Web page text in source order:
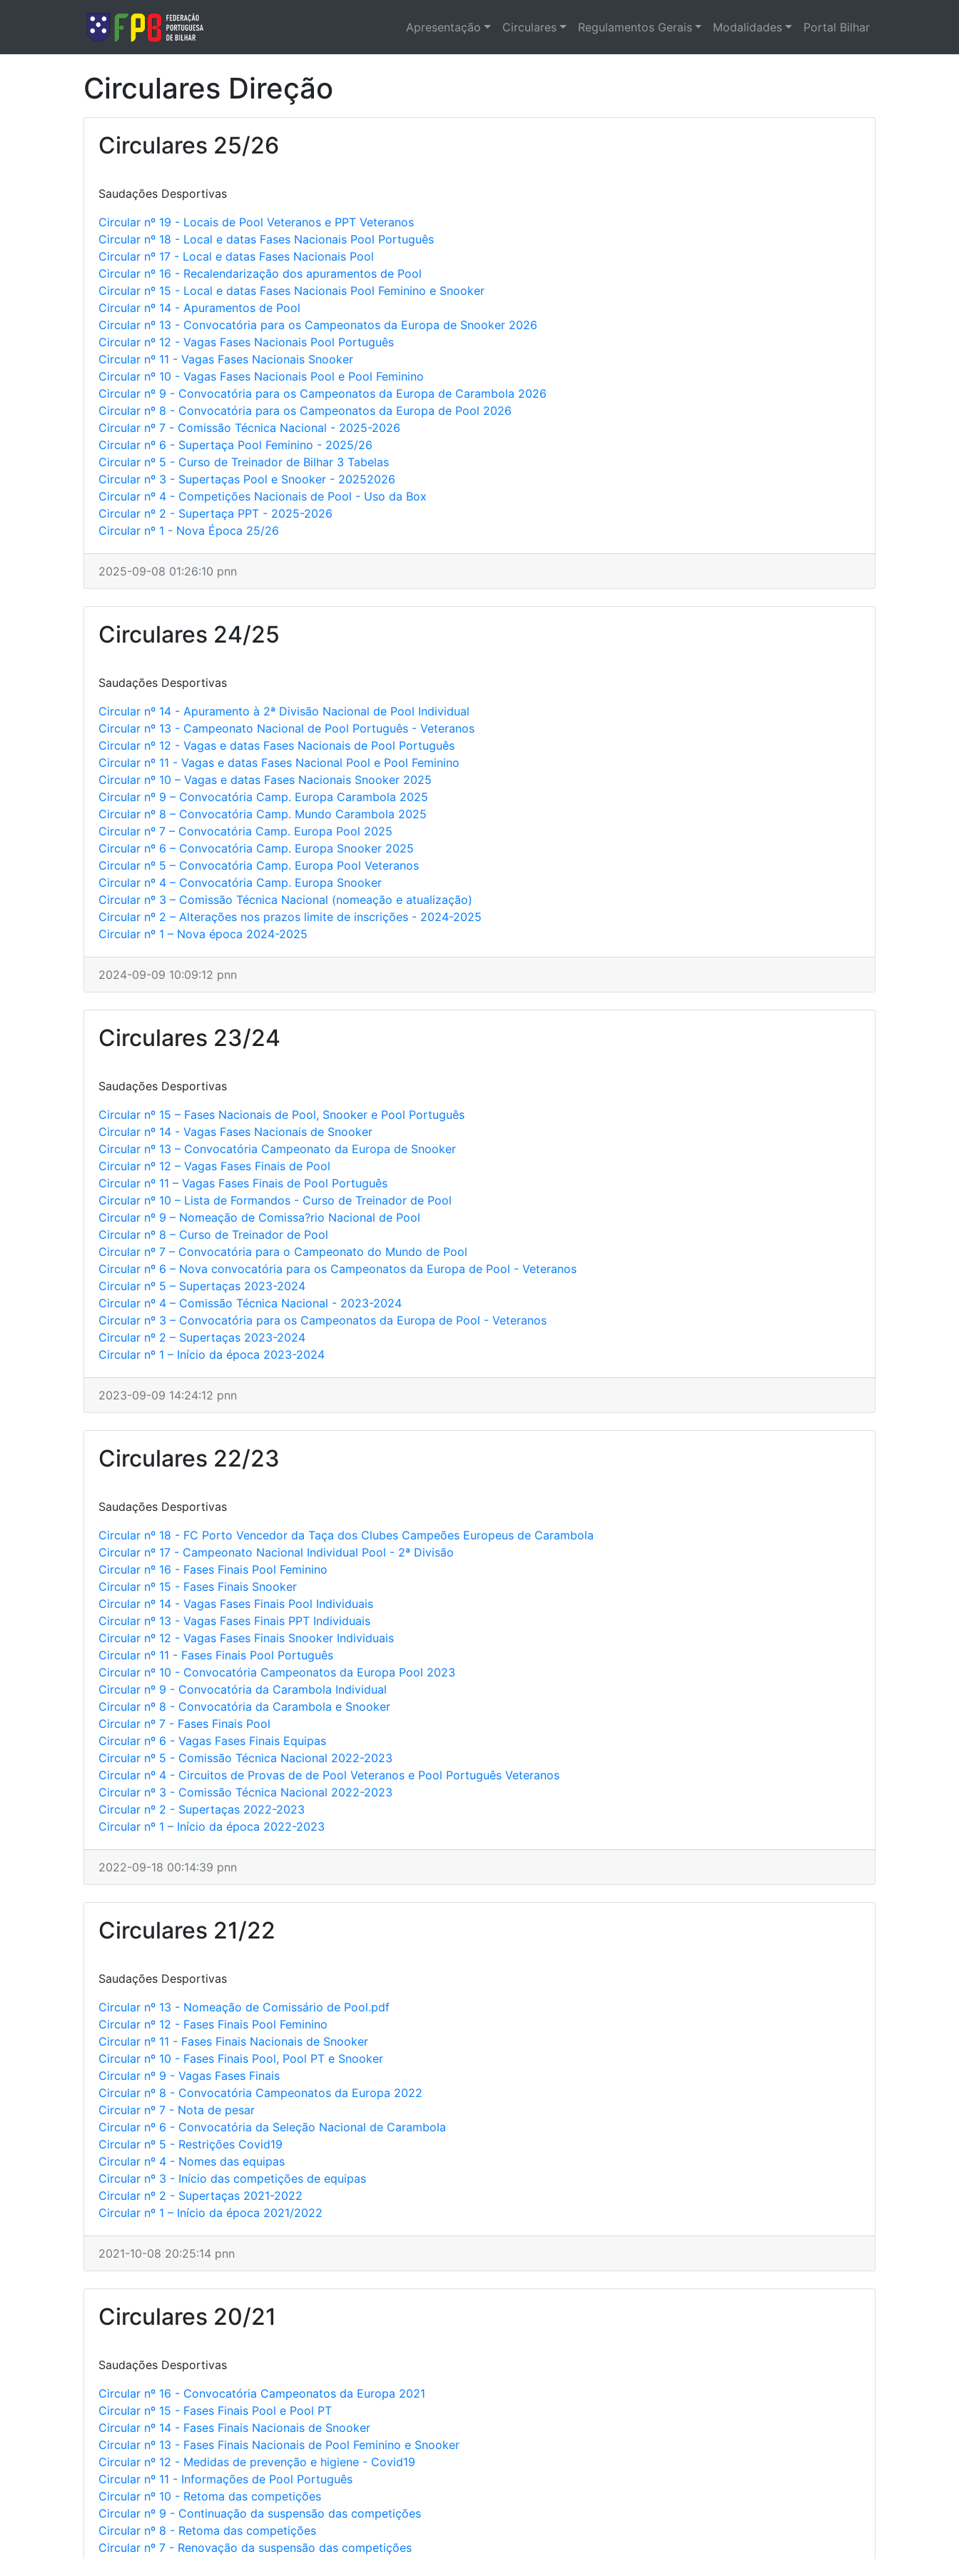
Apresentação Circulares Regulamentos Gerais Modalidades Portal Bilhar
Circulares Direção
Circulares 25/26
Saudações Desportivas
Circular nº 19 - Locais de Pool Veteranos e PPT Veteranos
Circular nº 18 - Local e datas Fases Nacionais Pool Português
Circular nº 17 - Local e datas Fases Nacionais Pool
Circular nº 16 - Recalendarização dos apuramentos de Pool
Circular nº 15 - Local e datas Fases Nacionais Pool Feminino e Snooker
Circular nº 14 - Apuramentos de Pool
Circular nº 13 - Convocatória para os Campeonatos da Europa de Snooker 2026
Circular nº 12 - Vagas Fases Nacionais Pool Português
Circular nº 11 - Vagas Fases Nacionais Snooker
Circular nº 10 - Vagas Fases Nacionais Pool e Pool Feminino
Circular nº 9 - Convocatória para os Campeonatos da Europa de Carambola 2026
Circular nº 8 - Convocatória para os Campeonatos da Europa de Pool 2026
Circular nº 7 - Comissão Técnica Nacional - 2025-2026
Circular nº 6 - Supertaça Pool Feminino - 2025/26
Circular nº 5 - Curso de Treinador de Bilhar 3 Tabelas
Circular nº 3 - Supertaças Pool e Snooker - 20252026
Circular nº 4 - Competições Nacionais de Pool - Uso da Box
Circular nº 2 - Supertaça PPT - 2025-2026
Circular nº 1 - Nova Época 25/26
2025-09-08 01:26:10 pnn
Circulares 24/25
Saudações Desportivas
Circular nº 14 - Apuramento à 2ª Divisão Nacional de Pool Individual
Circular nº 13 - Campeonato Nacional de Pool Português - Veteranos
Circular nº 12 - Vagas e datas Fases Nacionais de Pool Português
Circular nº 11 - Vagas e datas Fases Nacional Pool e Pool Feminino
Circular nº 10 – Vagas e datas Fases Nacionais Snooker 2025
Circular nº 9 – Convocatória Camp. Europa Carambola 2025
Circular nº 8 – Convocatória Camp. Mundo Carambola 2025
Circular nº 7 – Convocatória Camp. Europa Pool 2025
Circular nº 6 – Convocatória Camp. Europa Snooker 2025
Circular nº 5 – Convocatória Camp. Europa Pool Veteranos
Circular nº 4 – Convocatória Camp. Europa Snooker
Circular nº 3 – Comissão Técnica Nacional (nomeação e atualização)
Circular nº 2 – Alterações nos prazos limite de inscrições - 2024-2025
Circular nº 1 – Nova época 2024-2025
2024-09-09 10:09:12 pnn
Circulares 23/24
Saudações Desportivas
Circular nº 15 – Fases Nacionais de Pool, Snooker e Pool Português
Circular nº 14 - Vagas Fases Nacionais de Snooker
Circular nº 13 – Convocatória Campeonato da Europa de Snooker
Circular nº 12 – Vagas Fases Finais de Pool
Circular nº 11 – Vagas Fases Finais de Pool Português
Circular nº 10 – Lista de Formandos - Curso de Treinador de Pool
Circular nº 9 – Nomeação de Comissa?rio Nacional de Pool
Circular nº 8 – Curso de Treinador de Pool
Circular nº 7 – Convocatória para o Campeonato do Mundo de Pool
Circular nº 6 – Nova convocatória para os Campeonatos da Europa de Pool - Veteranos
Circular nº 5 – Supertaças 2023-2024
Circular nº 4 – Comissão Técnica Nacional - 2023-2024
Circular nº 3 – Convocatória para os Campeonatos da Europa de Pool - Veteranos
Circular nº 2 – Supertaças 2023-2024
Circular nº 1 – Início da época 2023-2024
2023-09-09 14:24:12 pnn
Circulares 22/23
Saudações Desportivas
Circular nº 18 - FC Porto Vencedor da Taça dos Clubes Campeões Europeus de Carambola
Circular nº 17 - Campeonato Nacional Individual Pool - 2ª Divisão
Circular nº 16 - Fases Finais Pool Feminino
Circular nº 15 - Fases Finais Snooker
Circular nº 14 - Vagas Fases Finais Pool Individuais
Circular nº 13 - Vagas Fases Finais PPT Individuais
Circular nº 12 - Vagas Fases Finais Snooker Individuais
Circular nº 11 - Fases Finais Pool Português
Circular nº 10 - Convocatória Campeonatos da Europa Pool 2023
Circular nº 9 - Convocatória da Carambola Individual
Circular nº 8 - Convocatória da Carambola e Snooker
Circular nº 7 - Fases Finais Pool
Circular nº 6 - Vagas Fases Finais Equipas
Circular nº 5 - Comissão Técnica Nacional 2022-2023
Circular nº 4 - Circuitos de Provas de de Pool Veteranos e Pool Português Veteranos
Circular nº 3 - Comissão Técnica Nacional 2022-2023
Circular nº 2 - Supertaças 2022-2023
Circular nº 1 – Início da época 2022-2023
2022-09-18 00:14:39 pnn
Circulares 21/22
Saudações Desportivas
Circular nº 13 - Nomeação de Comissário de Pool.pdf
Circular nº 12 - Fases Finais Pool Feminino
Circular nº 11 - Fases Finais Nacionais de Snooker
Circular nº 10 - Fases Finais Pool, Pool PT e Snooker
Circular nº 9 - Vagas Fases Finais
Circular nº 8 - Convocatória Campeonatos da Europa 2022
Circular nº 7 - Nota de pesar
Circular nº 6 - Convocatória da Seleção Nacional de Carambola
Circular nº 5 - Restrições Covid19
Circular nº 4 - Nomes das equipas
Circular nº 3 - Início das competições de equipas
Circular nº 2 - Supertaças 2021-2022
Circular nº 1 – Início da época 2021/2022
2021-10-08 20:25:14 pnn
Circulares 20/21
Saudações Desportivas
Circular nº 16 - Convocatória Campeonatos da Europa 2021
Circular nº 15 - Fases Finais Pool e Pool PT
Circular nº 14 - Fases Finais Nacionais de Snooker
Circular nº 13 - Fases Finais Nacionais de Pool Feminino e Snooker
Circular nº 12 - Medidas de prevenção e higiene - Covid19
Circular nº 11 - Informações de Pool Português
Circular nº 10 - Retoma das competições
Circular nº 9 - Continuação da suspensão das competições
Circular nº 8 - Retoma das competições
Circular nº 7 - Renovação da suspensão das competições